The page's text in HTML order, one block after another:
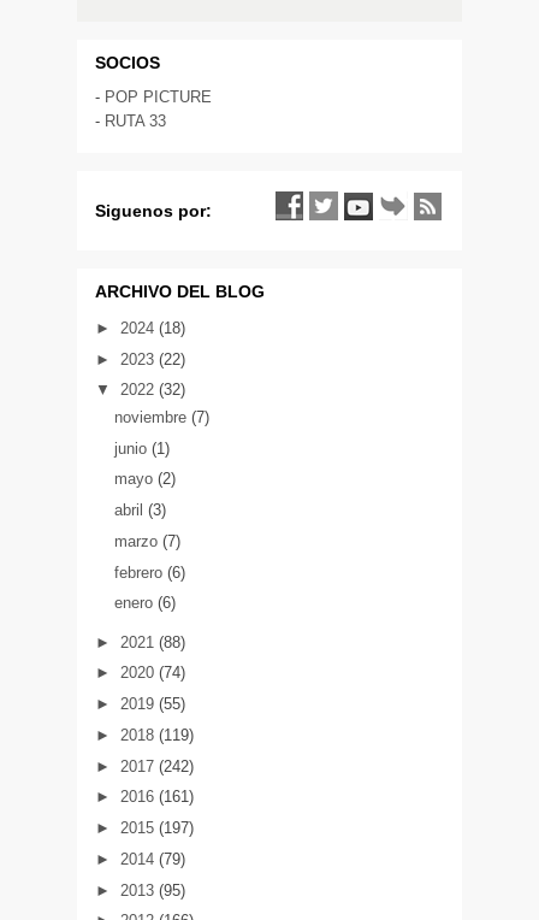
SOCIOS
- POP PICTURE
- RUTA 33
Siguenos por:
ARCHIVO DEL BLOG
► 2024 (18)
► 2023 (22)
▼ 2022 (32)
noviembre (7)
junio (1)
mayo (2)
abril (3)
marzo (7)
febrero (6)
enero (6)
► 2021 (88)
► 2020 (74)
► 2019 (55)
► 2018 (119)
► 2017 (242)
► 2016 (161)
► 2015 (197)
► 2014 (79)
► 2013 (95)